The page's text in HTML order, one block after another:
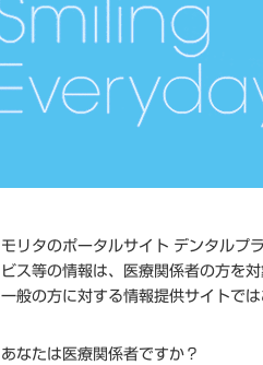
モリタのポータルサイト デンタルプ
ビス等の情報は、医療関係者の方を対
一般の方に対する情報提供サイトでは
あなたは医療関係者ですか？
品